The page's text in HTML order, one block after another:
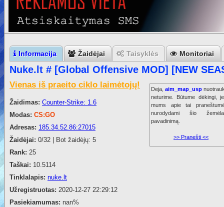
Informacija Žaidėjai Taisyklės Monitoriai
Nuke.lt # [Global Offensive MOD] [NEW
Vienas iš praeito ciklo laimėtojų!
Žaidimas: Counter-Strike: 1.6
Modas: CS:GO
Adresas: 185.34.52.86:27015
Žaidėjai: 0/32 | Bot žaidėjų: 5
Rank: 25
Taškai: 10.5114
Tinklalapis: nuke.lt
Užregistruotas: 2020-12-27 22:29:12
Pasiekiamumas: nan%
Deja, aim_map_usp
neturime. Būtume dėkingi,
mums apie tai
nurodydami šio
pavadinimą.
>> Pranešti <<